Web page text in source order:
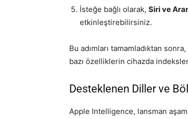
İsteğe bağlı olarak, Siri ve
etkinleştirebilirsiniz.
Bu adımları tamamladıktan
bazı özelliklerin cihazda
Desteklenen Diller ve
Apple Intelligence, lansman